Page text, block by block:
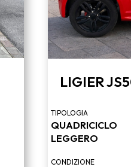
LIGIER
TIPOLOGIA
QUADRICICLO
LEGGERO
CONDIZIONE